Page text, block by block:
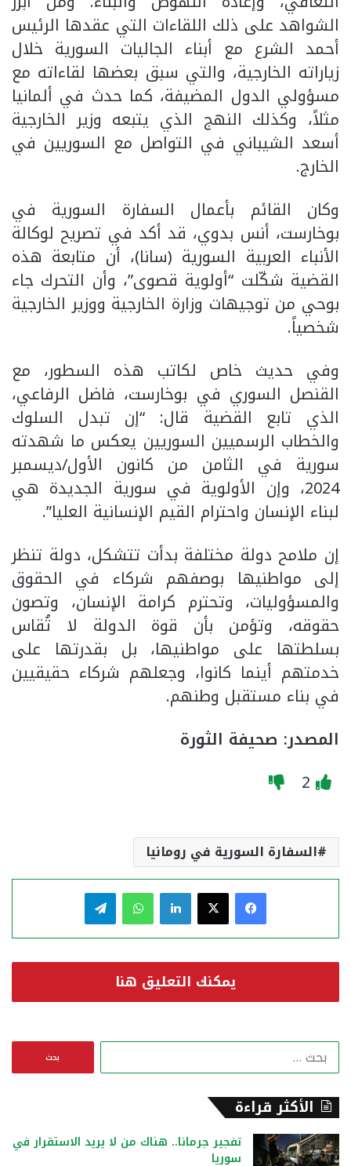
الشواهد على ذلك اللقاءات التي عقدها الرئيس
أحمد الشرع مع أبناء الجاليات السورية خلال
زياراته الخارجية، والتي سبق بعضها لقاءاته مع
مسؤولي الدول المضيفة، كما حدث في ألمانيا
مثلاً، وكذلك النهج الذي يتبعه وزير الخارجية
أسعد الشيباني في التواصل مع السوريين في
الخارج.
وكان القائم بأعمال السفارة السورية في
بوخارست، أنس بدوي، قد أكد في تصريح لوكالة
الأنباء العربية السورية (سانا)، أن متابعة هذه
القضية شكّلت “أولوية قصوى”، وأن التحرك جاء
بوحي من توجيهات وزارة الخارجية ووزير الخارجية
شخصياً.
وفي حديث خاص لكاتب هذه السطور، مع
القنصل السوري في بوخارست، فاضل الرفاعي،
الذي تابع القضية قال: “إن تبدل السلوك
والخطاب الرسميين السوريين يعكس ما شهدته
سورية في الثامن من كانون الأول/ديسمبر
2024، وإن الأولوية في سورية الجديدة هي
لبناء الإنسان واحترام القيم الإنسانية العليا”.
إن ملامح دولة مختلفة بدأت تتشكل، دولة تنظر
إلى مواطنيها بوصفهم شركاء في الحقوق
والمسؤوليات، وتحترم كرامة الإنسان، وتصون
حقوقه، وتؤمن بأن قوة الدولة لا تُقاس
بسلطتها على مواطنيها، بل بقدرتها على
خدمتهم أينما كانوا، وجعلهم شركاء حقيقيين
في بناء مستقبل وطنهم.
المصدر: صحيفة الثورة
2
السفارة السورية في رومانيا
فيسبوك لينكدإن واتساب
يمكنك التعليق هنا
ن
الأكثر قراءة
تفجير جرمانا.. هناك من لا يريد الاستقرار في
سوريا